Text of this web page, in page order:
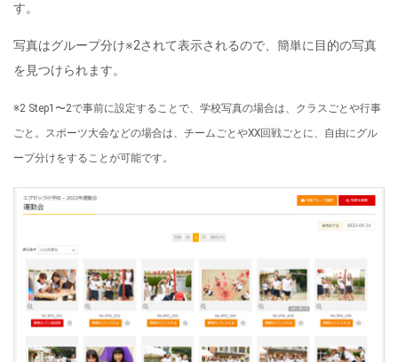
す。
写真はグループ分け※2されて表示されるので、簡単に目的の写真
を見つけられます。
※2 Step1〜2で事前に設定することで、学校写真の場合は、クラスごとや行事
ごと。スポーツ大会などの場合は、チームごとやXX回戦ごとに、自由にグル
ープ分けをすることが可能です。